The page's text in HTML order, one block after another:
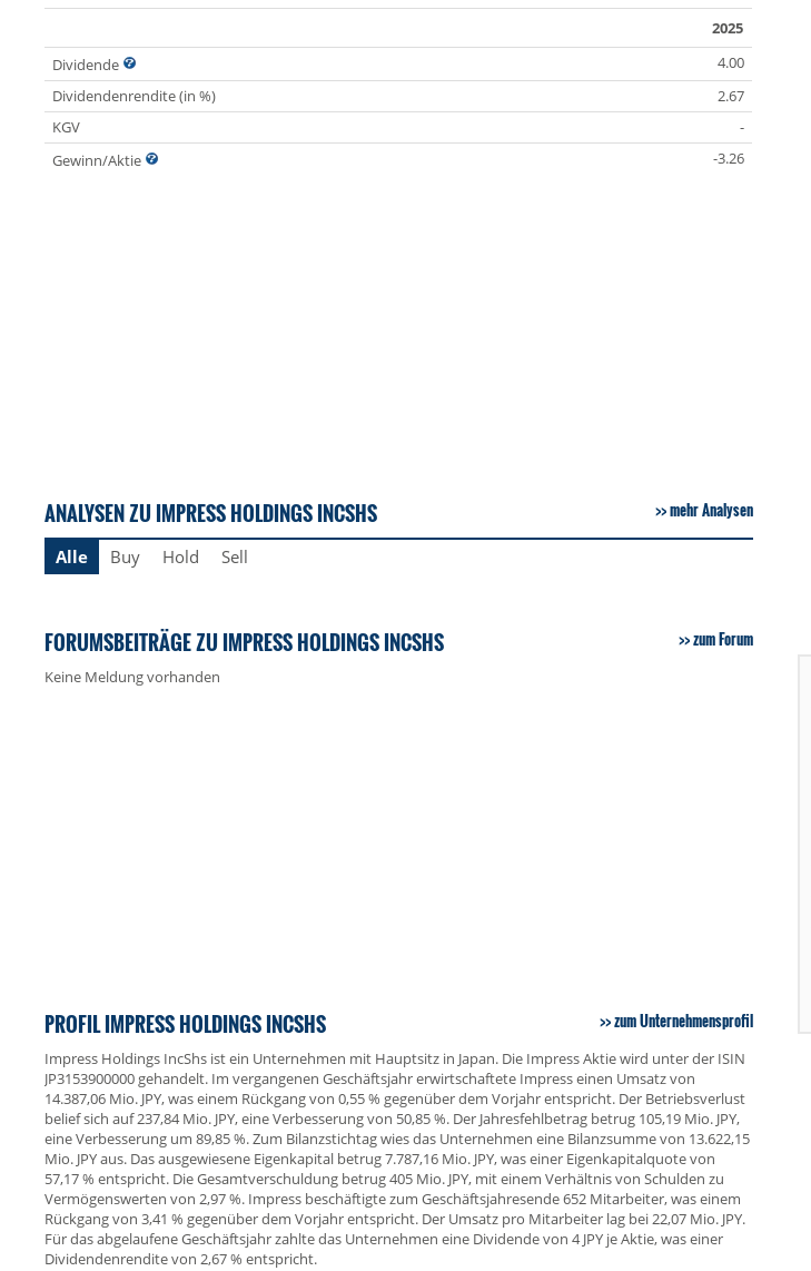
2025
Dividende
4.00
Dividendenrendite (in %)
2.67
KGV
-
Gewinn/Aktie
-3.26
ANALYSEN ZU IMPRESS HOLDINGS INCSHS mehr Analysen
Alle Buy Hold Sell
FORUMSBEITRÄGE ZU IMPRESS HOLDINGS INCSHS zum Forum
Keine Meldung vorhanden
PROFIL IMPRESS HOLDINGS INCSHS zum Unternehmensprofil
Impress Holdings IncShs ist ein Unternehmen mit Hauptsitz in Japan. Die Impress Aktie wird unter der ISIN
JP3153900000 gehandelt. Im vergangenen Geschäftsjahr erwirtschaftete Impress einen Umsatz von
14.387,06 Mio. JPY, was einem Rückgang von 0,55 % gegenüber dem Vorjahr entspricht. Der Betriebsverlust
belief sich auf 237,84 Mio. JPY, eine Verbesserung von 50,85 %. Der Jahresfehlbetrag betrug 105,19 Mio. JPY,
eine Verbesserung um 89,85 %. Zum Bilanzstichtag wies das Unternehmen eine Bilanzsumme von 13.622,15
Mio. JPY aus. Das ausgewiesene Eigenkapital betrug 7.787,16 Mio. JPY, was einer Eigenkapitalquote von
57,17 % entspricht. Die Gesamtverschuldung betrug 405 Mio. JPY, mit einem Verhältnis von Schulden zu
Vermögenswerten von 2,97 %. Impress beschäftigte zum Geschäftsjahresende 652 Mitarbeiter, was einem
Rückgang von 3,41 % gegenüber dem Vorjahr entspricht. Der Umsatz pro Mitarbeiter lag bei 22,07 Mio. JPY.
Für das abgelaufene Geschäftsjahr zahlte das Unternehmen eine Dividende von 4 JPY je Aktie, was einer
Dividendenrendite von 2,67 % entspricht.